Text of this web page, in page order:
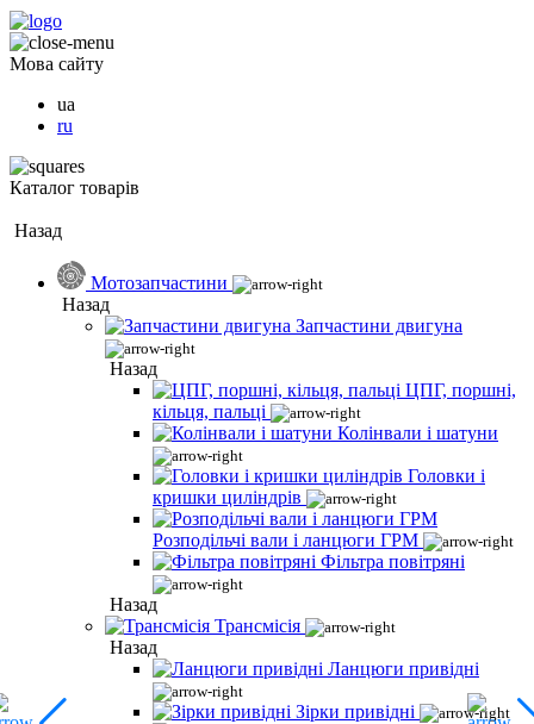
Мова сайту
ua
ru
Каталог товарів
Назад
Мотозапчастини
Назад
Запчастини двигуна
Назад
ЦПГ, поршні,
кільця, пальці
Колінвали і шатуни
Головки і
кришки циліндрів
Розподільчі вали і ланцюги ГРМ
Фільтра повітряні
Назад
Трансмісія
Назад
Ланцюги привідні
Зірки привідні